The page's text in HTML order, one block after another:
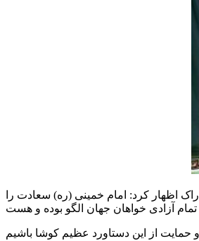
اظهار کرد: امام خمینی (ره) سعادت را